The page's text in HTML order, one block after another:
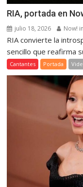
RIA, portada en
julio 18, 2026 Now!
RIA convierte la
sencillo que reafirma
Cantantes Portada